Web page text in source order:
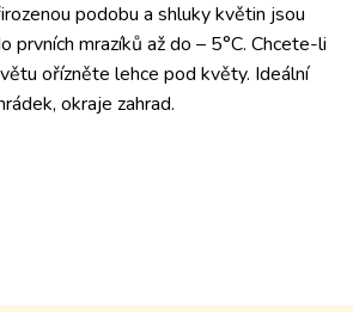
podobu a shluky květin jsou
mrazíků až do – 5°C. Chcete-li
ořízněte lehce pod květy. Ideální
okraje zahrad.